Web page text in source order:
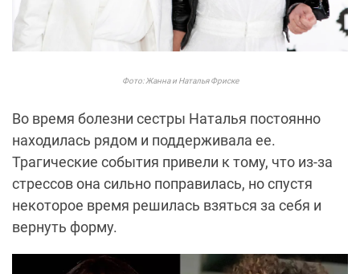
Фото: Жанна и Наталья Фриске
Во время болезни сестры Наталья постоянно
находилась рядом и поддерживала ее.
Трагические события привели к тому, что из-за
стрессов она сильно поправилась, но спустя
некоторое время решилась взяться за себя и
вернуть форму.